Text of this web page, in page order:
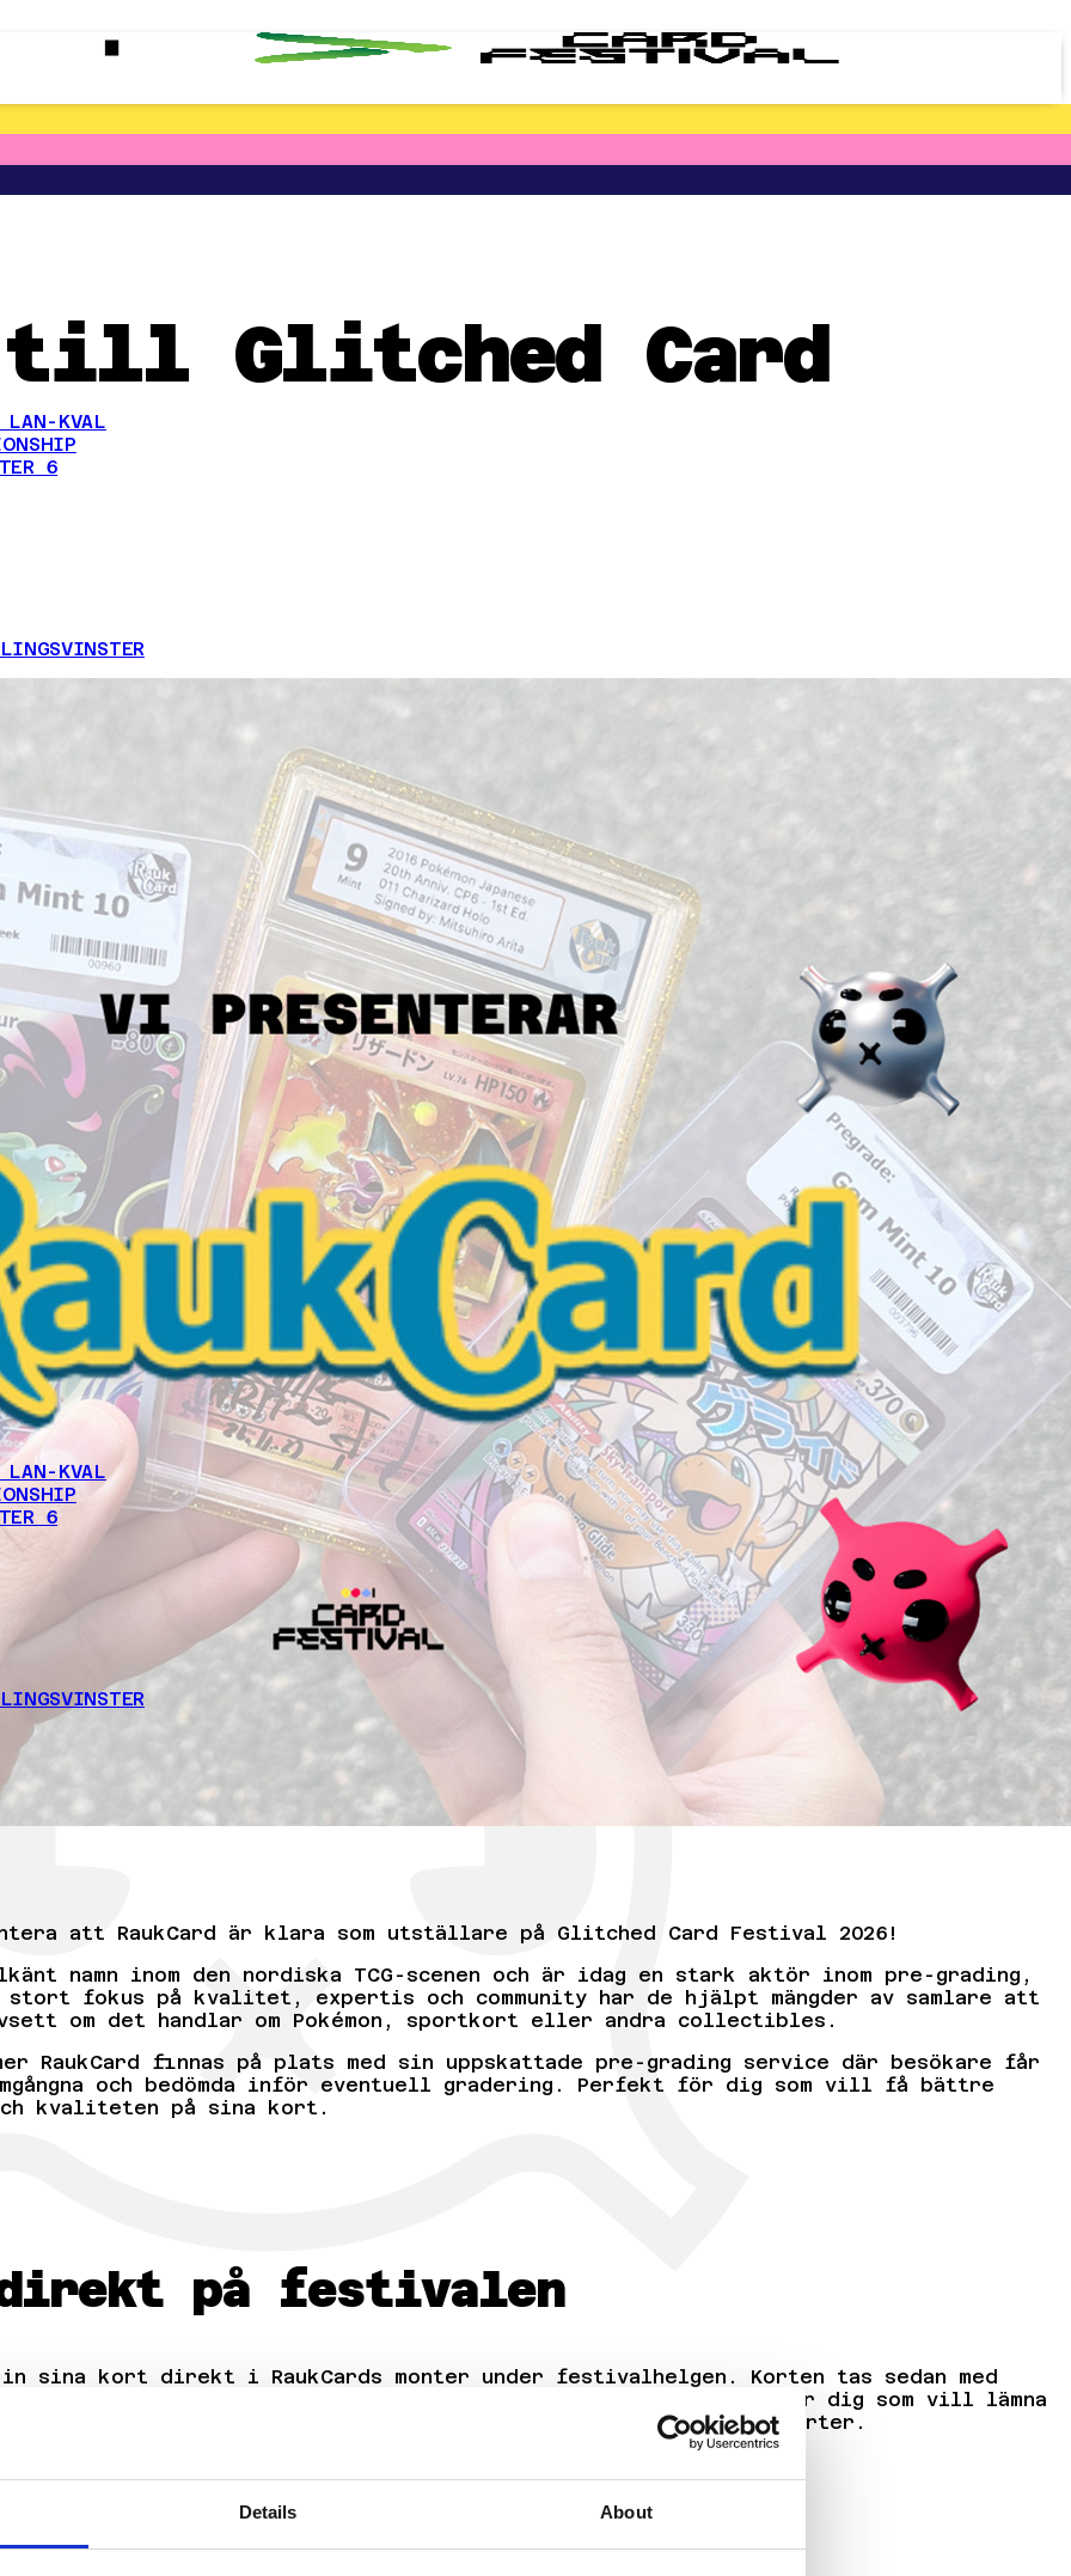
Details About
LAN-KVAL
6
LAN-KVAL
6
till Glitched Card
att RaukCard är klara som utställare på Glitched Card Festival 2026!
namn inom den nordiska TCG-scenen och är idag en stark aktör inom pre-grading,
stort fokus på kvalitet, expertis och community har de hjälpt mängder av samlare att
om det handlar om Pokémon, sportkort eller andra collectibles.
RaukCard finnas på plats med sin uppskattade pre-grading service där besökare får
och bedömda inför eventuell gradering. Perfekt för dig som vill få bättre
kvaliteten på sina kort.
på festivalen
in sina kort direkt i RaukCards monter under festivalhelgen. Korten tas sedan med
till vidare i grading-processen. Ett smidigt alternativ för dig som vill lämna
rådgivning direkt på plats av erfarna samlare och grading-experter.